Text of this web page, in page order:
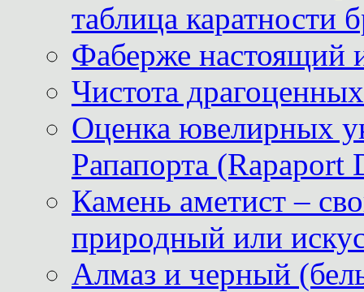
таблица каратности
Фаберже настоящий
Чистота
Оценка ювелирных
Рапапорта (Rapaport
Камень аметист –
природный или
Алмаз и черный